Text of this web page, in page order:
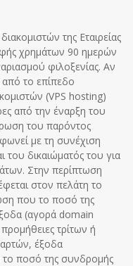
της Εταιρείας
χρημάτων 90 ημερών
φιλοξενίας. Αν
από το επίπεδο
(VPS hosting)
από την έναρξη του
του παρόντος
με τη συνέχιση
του δικαιώματός του για
Στην περίπτωση
στον πελάτη το
που το ποσό της
(αγορά domain
τρίτων ή
έξοδα
το ποσό της συνδρομής